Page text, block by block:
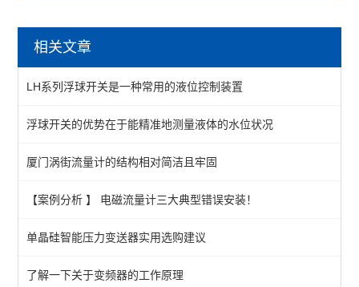
MAC系列电缆式浮球开关
玻璃管及其它液位计
LH系列液位控制开关
LY系列静压式液位计
UTG系列超声波液位计
磁致伸缩液位计
雷达液位仪表
相关文章
LH系列浮球开关是一种常用的液位控制装置
浮球开关的优势在于能精准地测量液体的水位状况
厦门涡街流量计的结构相对简洁且牢固
【案例分析 】 电磁流量计三大典型错误安装！
单晶硅智能压力变送器实用选购建议
了解一下关于变频器的工作原理